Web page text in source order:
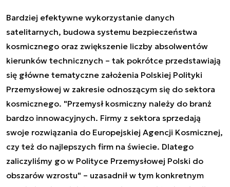
Bardziej efektywne wykorzystanie danych
satelitarnych, budowa systemu bezpieczeństwa
kosmicznego oraz zwiększenie liczby absolwentów
kierunków technicznych – tak pokrótce przedstawiają
się główne tematyczne założenia Polskiej Polityki
Przemysłowej w zakresie odnoszącym się do sektora
kosmicznego. "Przemysł kosmiczny należy do branż
bardzo innowacyjnych. Firmy z sektora sprzedają
swoje rozwiązania do Europejskiej Agencji Kosmicznej,
czy też do najlepszych firm na świecie. Dlatego
zaliczyliśmy go w Polityce Przemysłowej Polski do
obszarów wzrostu" – uzasadnił w tym konkretnym